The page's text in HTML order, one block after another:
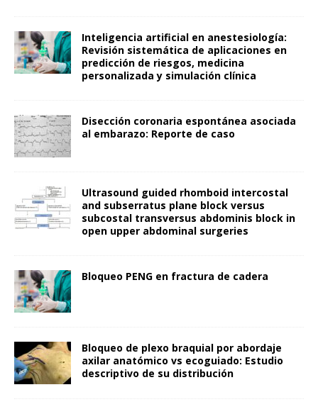
Inteligencia artificial en anestesiología:
Revisión sistemática de aplicaciones en
predicción de riesgos, medicina
personalizada y simulación clínica
Disección coronaria espontánea asociada
al embarazo: Reporte de caso
Ultrasound guided rhomboid intercostal
and subserratus plane block versus
subcostal transversus abdominis block in
open upper abdominal surgeries
Bloqueo PENG en fractura de cadera
Bloqueo de plexo braquial por abordaje
axilar anatómico vs ecoguiado: Estudio
descriptivo de su distribución